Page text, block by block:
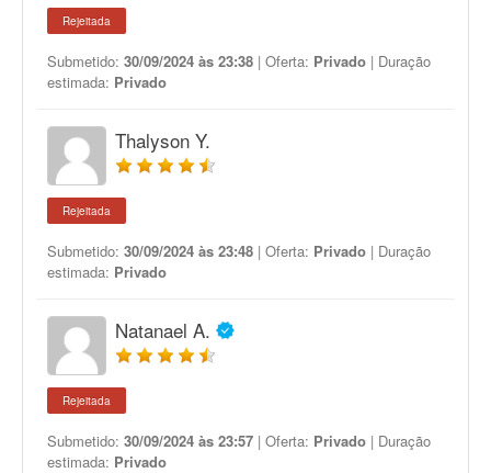
Rejeitada
Submetido: 30/09/2024 às 23:38 | Oferta: Privado | Duração
estimada: Privado
Thalyson Y.
Rejeitada
Submetido: 30/09/2024 às 23:48 | Oferta: Privado | Duração
estimada: Privado
Natanael A.
Rejeitada
Submetido: 30/09/2024 às 23:57 | Oferta: Privado | Duração
estimada: Privado